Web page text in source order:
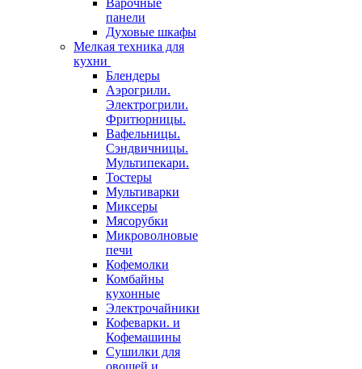
Варочные
панели
Духовые шкафы
Мелкая техника для
кухни
Блендеры
Аэрогрили.
Электрогрили.
Фритюрницы.
Вафельницы.
Сэндвичницы.
Мультипекари.
Тостеры
Мультиварки
Миксеры
Мясорубки
Микроволновые
печи
Кофемолки
Комбайны
кухонные
Электрочайники
Кофеварки. и
Кофемашины
Сушилки для
овощей и